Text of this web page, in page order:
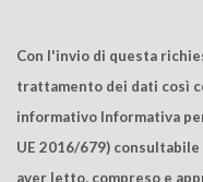
Con l'invio di questa
trattamento dei dati così
informativo Informativa
UE 2016/679)
aver letto, compreso e